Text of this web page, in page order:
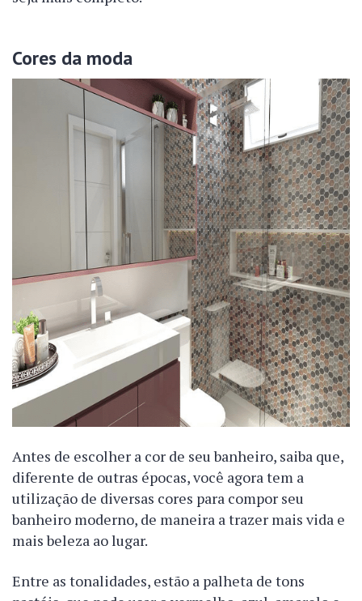
Cores da moda
Antes de escolher a cor de seu banheiro, saiba que,
diferente de outras épocas, você agora tem a
utilização de diversas cores para compor seu
banheiro moderno, de maneira a trazer mais vida e
mais beleza ao lugar.
Entre as tonalidades, estão a palheta de tons